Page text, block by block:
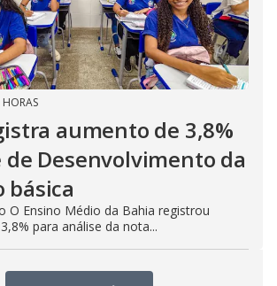
aumento de 3,8%
de Desenvolvimento da
básica
O Ensino Médio da Bahia registrou
para análise da nota...